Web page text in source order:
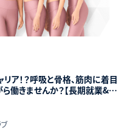
ア！？呼吸と骨格、筋肉に着目
働きませんか？【長期就業&年